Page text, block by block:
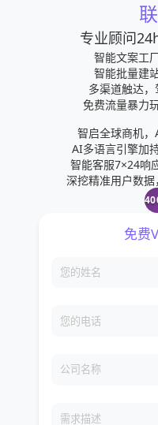
专业顾问
智能文案工
智能批量建
多渠道触达
免费流量暴力
智启全球商机
AI多语言引擎加
智能客服7×24响
深挖精准用户数